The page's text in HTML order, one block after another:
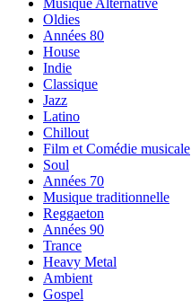
Musique Alternative
Oldies
Années 80
House
Indie
Classique
Jazz
Latino
Chillout
Film et Comédie musicale
Soul
Années 70
Musique traditionnelle
Reggaeton
Années 90
Trance
Heavy Metal
Ambient
Gospel